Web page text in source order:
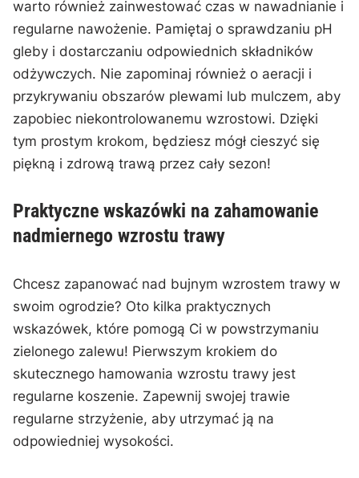
warto również zainwestować czas ‌w nawadnianie i
regularne nawożenie. Pamiętaj ⁤o sprawdzaniu pH
gleby i dostarczaniu odpowiednich składników
odżywczych. Nie zapominaj również o aeracji i
przykrywaniu obszarów plewami lub mulczem, aby
zapobiec niekontrolowanemu wzrostowi. Dzięki
tym prostym krokom, będziesz mógł cieszyć się
piękną i zdrową trawą przez cały sezon!
Praktyczne wskazówki na zahamowanie
nadmiernego wzrostu trawy
Chcesz zapanować nad bujnym wzrostem trawy w
swoim‌ ogrodzie? Oto kilka⁣ praktycznych
wskazówek, które pomogą‍ Ci w powstrzymaniu
zielonego zalewu! Pierwszym krokiem do
skutecznego hamowania wzrostu trawy jest
regularne koszenie. Zapewnij swojej trawie
‌regularne strzyżenie, aby utrzymać ją na
odpowiedniej wysokości.